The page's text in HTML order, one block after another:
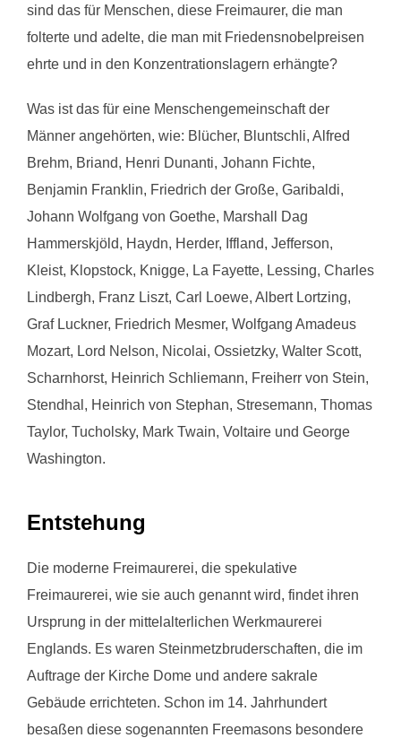
sind das für Menschen, diese Freimaurer, die man
folterte und adelte, die man mit Friedensnobelpreisen
ehrte und in den Konzentrationslagern erhängte?
Was ist das für eine Menschengemeinschaft der
Männer angehörten, wie: Blücher, Bluntschli, Alfred
Brehm, Briand, Henri Dunanti, Johann Fichte,
Benjamin Franklin, Friedrich der Große, Garibaldi,
Johann Wolfgang von Goethe, Marshall Dag
Hammerskjöld, Haydn, Herder, Iffland, Jefferson,
Kleist, Klopstock, Knigge, La Fayette, Lessing, Charles
Lindbergh, Franz Liszt, Carl Loewe, Albert Lortzing,
Graf Luckner, Friedrich Mesmer, Wolfgang Amadeus
Mozart, Lord Nelson, Nicolai, Ossietzky, Walter Scott,
Scharnhorst, Heinrich Schliemann, Freiherr von Stein,
Stendhal, Heinrich von Stephan, Stresemann, Thomas
Taylor, Tucholsky, Mark Twain, Voltaire und George
Washington.
Entstehung
Die moderne Freimaurerei, die spekulative
Freimaurerei, wie sie auch genannt wird, findet ihren
Ursprung in der mittelalterlichen Werkmaurerei
Englands. Es waren Steinmetzbruderschaften, die im
Auftrage der Kirche Dome und andere sakrale
Gebäude errichteten. Schon im 14. Jahrhundert
besaßen diese sogenannten Freemasons besondere